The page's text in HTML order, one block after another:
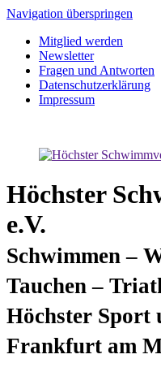
Navigation überspringen
Mitglied werden
Newsletter
Fragen und Antworten
Datenschutzerklärung
Impressum
Höchster
e.V.
Schwimmen –
Tauchen –
Höchster Sport
Frankfurt am